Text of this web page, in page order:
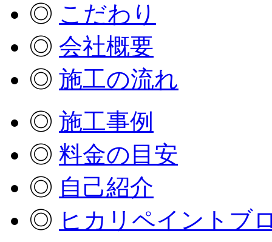
◎ こだわり
◎ 会社概要
◎ 施工の流れ
◎ 施工事例
◎ 料金の目安
◎ 自己紹介
◎ ヒカリペイントブ